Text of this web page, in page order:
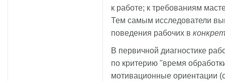
к работе; к требованиям
Тем самым исследователи
поведения рабочих в
В первичной диагностике
по критерию "время
мотивационные ориентации